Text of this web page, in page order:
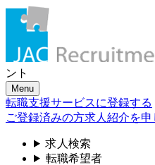
ント
Menu
転職支援サービスに登録する
ご登録済みの方求人紹介を申
求人検索
転職希望者